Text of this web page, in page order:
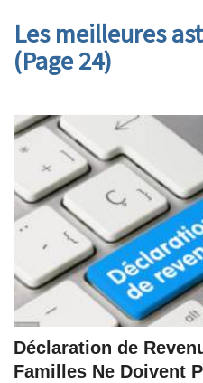
Les meilleures
(Page 24)
Déclaration de
Familles Ne Doivent